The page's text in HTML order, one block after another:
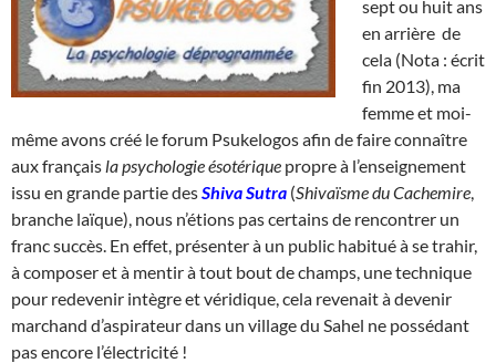
sept ou huit ans
en arrière de
cela (Nota : écrit
fin 2013), ma
femme et moi-
même avons créé le forum Psukelogos afin de faire connaître
aux français la psychologie ésotérique propre à l’enseignement
issu en grande partie desShiva Sutra (Shivaïsme du Cachemire
branche laïque), nous n’étions pas certains de rencontrer un
franc succès. En effet, présenter à un public habitué à se trahir,
à composer et à mentir à tout bout de champs, une technique
pour redevenir intègre et véridique, cela revenait à devenir
marchand d’aspirateur dans un village du Sahel ne possédant
pas encore l’électricité !